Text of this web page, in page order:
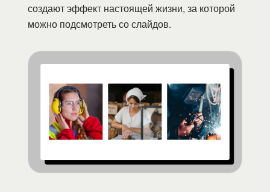
создают эффект настоящей жизни, за которой
можно подсмотреть со слайдов.